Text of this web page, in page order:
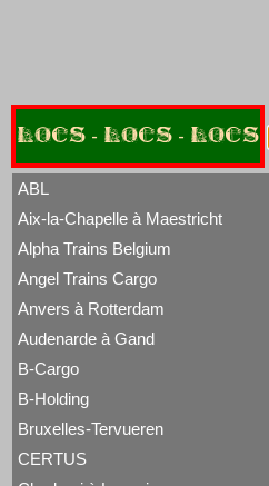
LOCS - LOCS - LOCS
ABL
Tout ABL
Baldwin
Brigadelok
Hors Type Voyageurs
Locotracteur
Rail-Route
Type 28
Type 93
Type 28
Type 29
WR 360 C14 K
Aix-la-Chapelle à Maestricht
Tout Aix-la-Chapelle à Maestricht
13 à 15
16
20 à 22
31 à 37
81 à 84
Alpha Trains Belgium
Tout Alpha Trains Belgium
G2000-3
TRAXX F140 MS
Angel Trains Cargo
Tout Angel Trains Cargo
G2000-3
TRAXX F140 MS
Anvers à Rotterdam
Tout Anvers à Rotterdam
1 à 6
7 à 9
11 à 14
19 à 21
Hors Type
Audenarde à Gand
Tout Audenarde à Gand
Hainaut-et-Flandres
B-Cargo
Tout B-Cargo
Série 12
Série 13
Série 23
II
B-Holding
Tout B-Holding
Série 00 tranche 1963
Bruxelles-Tervueren
Tout Bruxelles-Tervueren
Marchandises
CERTUS